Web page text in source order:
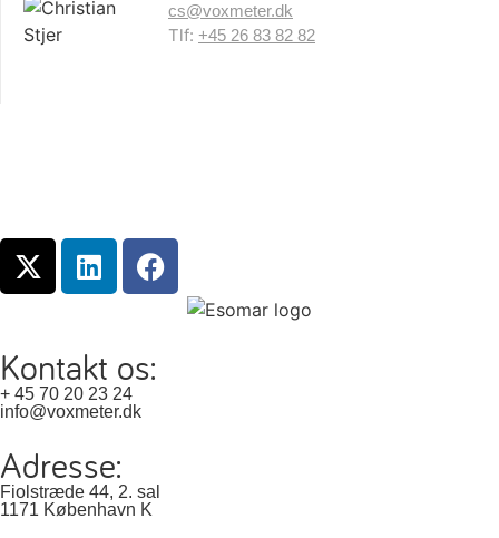
cs@voxmeter.dk
Tlf: +45 26 83 82 82
Kontakt os:
+ 45 70 20 23 24
info@voxmeter.dk
Adresse:
Fiolstræde 44, 2. sal
1171 København K